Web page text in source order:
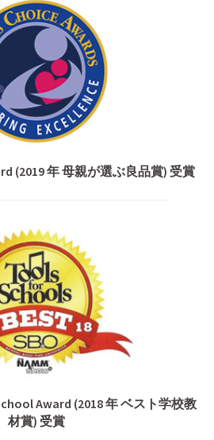
(2019 年 母親が選ぶ良品賞) 受賞
Award (2018 年 ベスト学校教
材賞) 受賞